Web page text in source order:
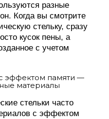
разные
Когда вы смотрите
стельку, сразу
кусок пены, а
с учетом
эффектом памяти —
материалы
стельки часто
с эффектом